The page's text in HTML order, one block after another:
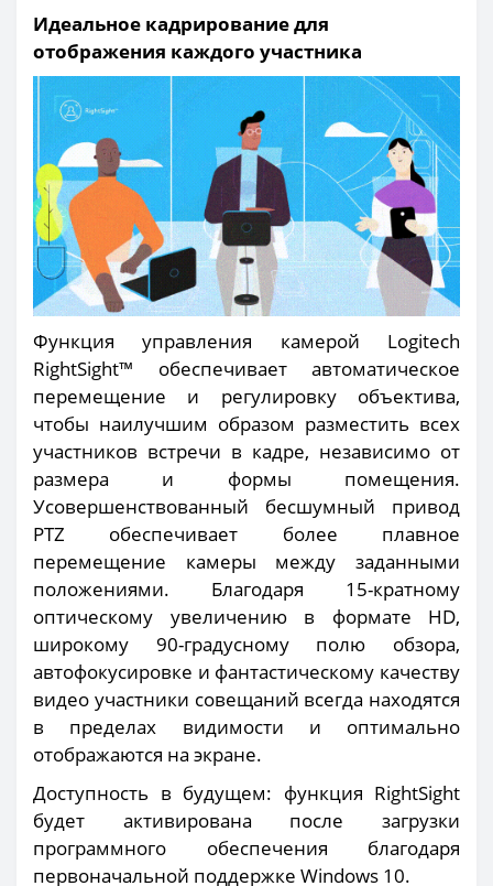
Идеальное кадрирование для
отображения каждого участника
Функция управления камерой Logitech
RightSight™ обеспечивает автоматическое
перемещение и регулировку объектива,
чтобы наилучшим образом разместить всех
участников встречи в кадре, независимо от
размера и формы помещения.
Усовершенствованный бесшумный привод
PTZ обеспечивает более плавное
перемещение камеры между заданными
положениями. Благодаря 15-кратному
оптическому увеличению в формате HD,
широкому 90-градусному полю обзора,
автофокусировке и фантастическому качеству
видео участники совещаний всегда находятся
в пределах видимости и оптимально
отображаются на экране.
Доступность в будущем: функция RightSight
будет активирована после загрузки
программного обеспечения благодаря
первоначальной поддержке Windows 10.